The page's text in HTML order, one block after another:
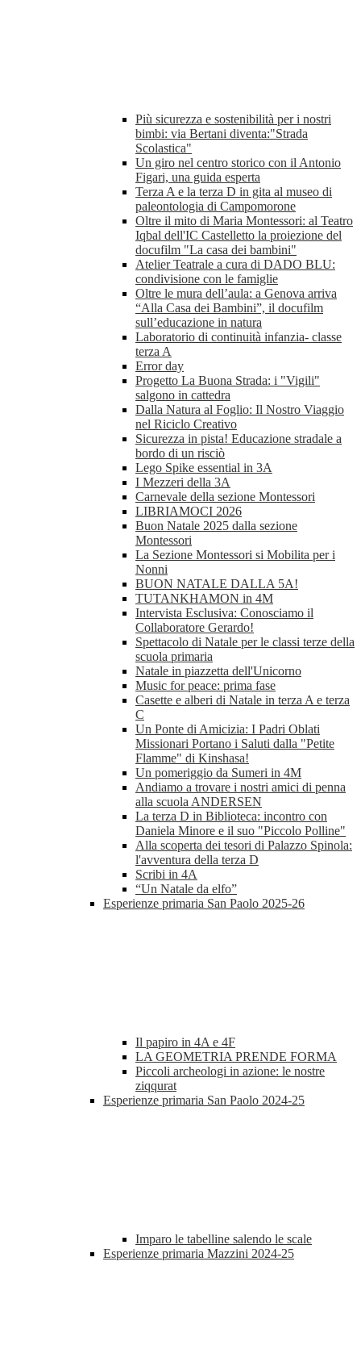
Più sicurezza e sostenibilità per i nostri
bimbi: via Bertani diventa:"Strada
Scolastica"
Un giro nel centro storico con il Antonio
Figari, una guida esperta
Terza A e la terza D in gita al museo di
paleontologia di Campomorone
Oltre il mito di Maria Montessori: al Teatro
Iqbal dell'IC Castelletto la proiezione del
docufilm "La casa dei bambini"
Atelier Teatrale a cura di DADO BLU:
condivisione con le famiglie
Oltre le mura dell’aula: a Genova arriva
“Alla Casa dei Bambini”, il docufilm
sull’educazione in natura
Laboratorio di continuità infanzia- classe
terza A
Error day
Progetto La Buona Strada: i "Vigili"
salgono in cattedra
Dalla Natura al Foglio: Il Nostro Viaggio
nel Riciclo Creativo
Sicurezza in pista! Educazione stradale a
bordo di un risciò
Lego Spike essential in 3A
I Mezzeri della 3A
Carnevale della sezione Montessori
LIBRIAMOCI 2026
Buon Natale 2025 dalla sezione
Montessori
La Sezione Montessori si Mobilita per i
Nonni
BUON NATALE DALLA 5A!
TUTANKHAMON in 4M
Intervista Esclusiva: Conosciamo il
Collaboratore Gerardo!
Spettacolo di Natale per le classi terze della
scuola primaria
Natale in piazzetta dell'Unicorno
Music for peace: prima fase
Casette e alberi di Natale in terza A e terza
C
Un Ponte di Amicizia: I Padri Oblati
Missionari Portano i Saluti dalla "Petite
Flamme" di Kinshasa!
Un pomeriggio da Sumeri in 4M
Andiamo a trovare i nostri amici di penna
alla scuola ANDERSEN
La terza D in Biblioteca: incontro con
Daniela Minore e il suo "Piccolo Polline"
Alla scoperta dei tesori di Palazzo Spinola:
l'avventura della terza D
Scribi in 4A
“Un Natale da elfo”
Esperienze primaria San Paolo 2025-26
Il papiro in 4A e 4F
LA GEOMETRIA PRENDE FORMA
Piccoli archeologi in azione: le nostre
ziqqurat
Esperienze primaria San Paolo 2024-25
Imparo le tabelline salendo le scale
Esperienze primaria Mazzini 2024-25